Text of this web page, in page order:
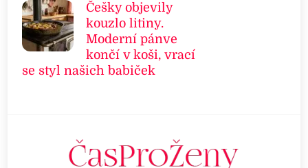
Češky objevily
kouzlo litiny.
Moderní pánve
končí v koši, vrací
se styl našich babiček